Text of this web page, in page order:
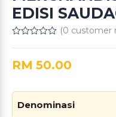
EDISI
out
of
(0 customer
RM 50.00
Denominasi